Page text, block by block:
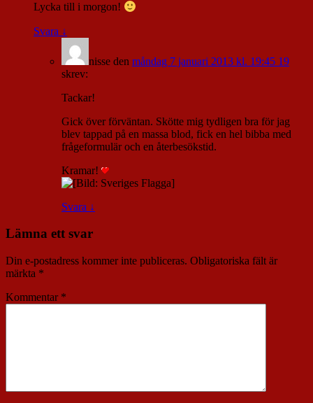
Lycka till i morgon!
Svara ↓
nisse den måndag 7 januari 2013 kl. 19:45 19
skrev:
Tackar!
Gick över förväntan. Skötte mig tydligen bra för jag
blev tappad på en massa blod, fick en hel bibba med
frågeformulär och en återbesökstid.
Kramar!
Svara ↓
Lämna ett svar
Din e-postadress kommer inte publiceras. Obligatoriska fält är
märkta *
Kommentar *